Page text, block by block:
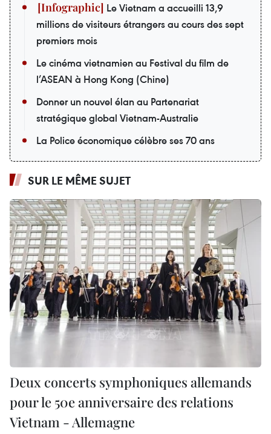
Le Vietnam a accueilli 13,9
millions de visiteurs étrangers au cours des sept
premiers mois
Le cinéma vietnamien au Festival du film de
l’ASEAN à Hong Kong (Chine)
Donner un nouvel élan au Partenariat
stratégique global Vietnam-Australie
La Police économique célèbre ses 70 ans
SUR LE MÊME SUJET
Deux concerts symphoniques allemands
pour le 50e anniversaire des relations
Vietnam - Allemagne